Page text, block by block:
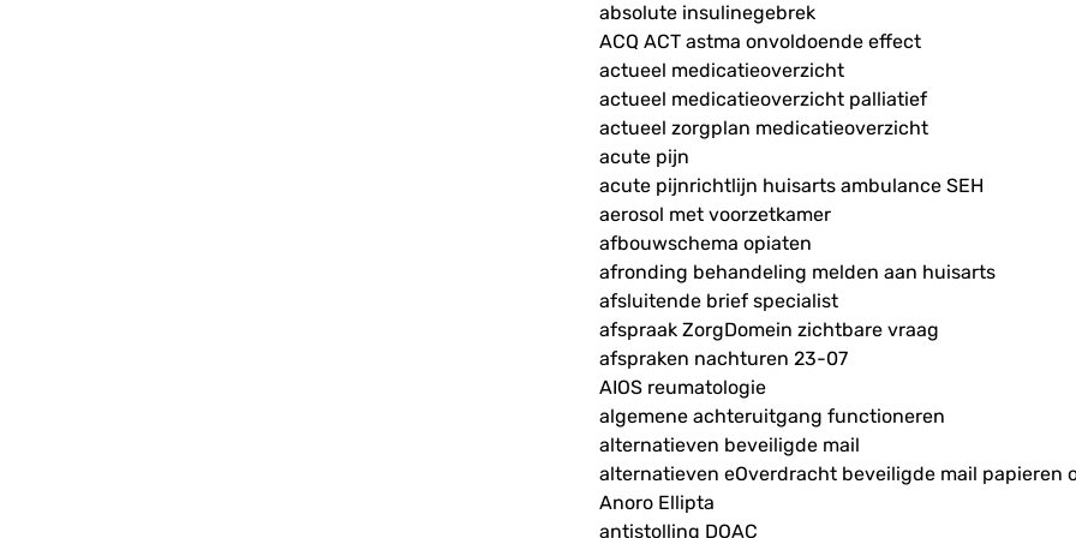
absolute insulinegebrek
ACQ ACT astma onvoldoende effect
actueel medicatieoverzicht
actueel medicatieoverzicht palliatief
actueel zorgplan medicatieoverzicht
acute pijn
acute pijnrichtlijn huisarts ambulance SEH
aerosol met voorzetkamer
afbouwschema opiaten
afronding behandeling melden aan huisarts
afsluitende brief specialist
afspraak ZorgDomein zichtbare vraag
afspraken nachturen 23-07
AIOS reumatologie
algemene achteruitgang functioneren
alternatieven beveiligde mail
alternatieven eOverdracht beveiligde mail papieren
Anoro Ellipta
antistolling DOAC